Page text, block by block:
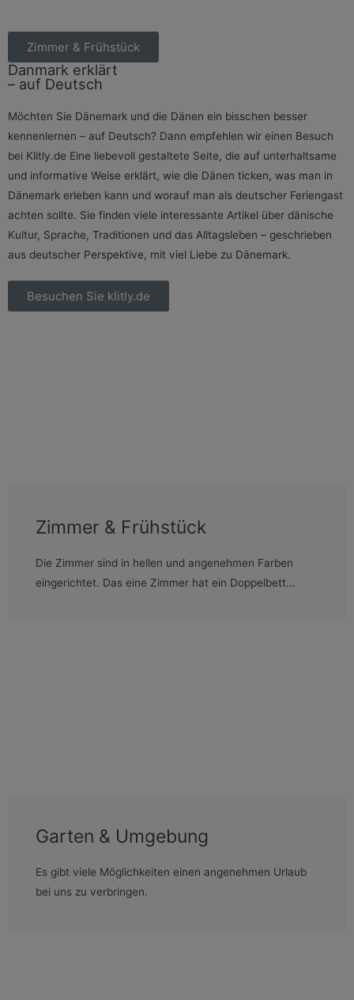
Zimmer & Frühstück
Danmark erklärt
– auf Deutsch
Möchten Sie Dänemark und die Dänen ein bisschen besser
kennenlernen – auf Deutsch? Dann empfehlen wir einen Besuch
bei Klitly.de Eine liebevoll gestaltete Seite, die auf unterhaltsame
und informative Weise erklärt, wie die Dänen ticken, was man in
Dänemark erleben kann und worauf man als deutscher Feriengast
achten sollte. Sie finden viele interessante Artikel über dänische
Kultur, Sprache, Traditionen und das Alltagsleben – geschrieben
aus deutscher Perspektive, mit viel Liebe zu Dänemark.
Besuchen Sie klitly.de
Zimmer & Frühstück
Die Zimmer sind in hellen und angenehmen Farben
eingerichtet. Das eine Zimmer hat ein Doppelbett...
Garten & Umgebung
Es gibt viele Möglichkeiten einen angenehmen Urlaub
bei uns zu verbringen.